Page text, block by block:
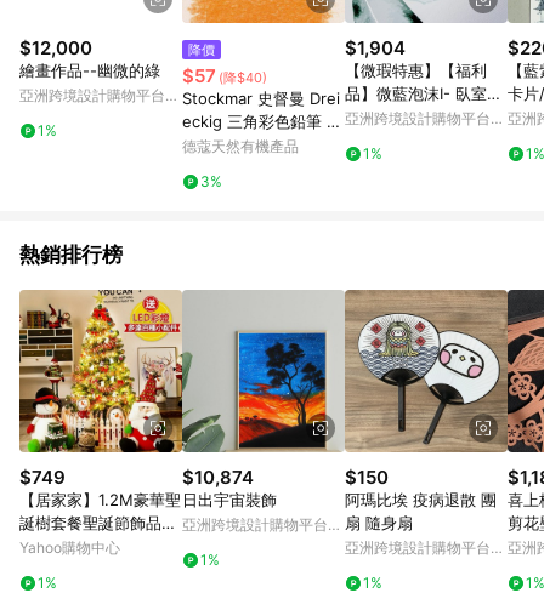
上，首次下載 Pinkoi APP 後，需透過 LINE 購物前往 Pinkoi 頁
面，方享導購資格。
$12,000
繪畫作品--幽微的綠
亞洲跨境設計購物平台
1%
降價
$57 (降$40)
Stockmar 史督曼 Drei
eckig 三角彩色鉛筆 14
gelbbraun (ST022-1
德蔻天然有機產品
3%
$1,904
【微瑕特惠】【福利
品】微藍泡沫I- 臥室掛
畫/簡約/北歐風
亞洲跨境設計購物平台
1%
【
卡片
畫/
亞洲
1%
熱銷排行榜
$749
【居家家】1.2M豪華聖
誕樹套餐聖誕節飾品耶
誕節裝飾品大型家用商
Yahoo購物中心
1%
$10,874
日出宇宙裝飾
亞洲跨境設計購物平台
1%
$150
阿瑪比埃 疫病退散 團
扇 隨身扇
亞洲跨境設計購物平台
1%
喜
剪花
亞洲
1%